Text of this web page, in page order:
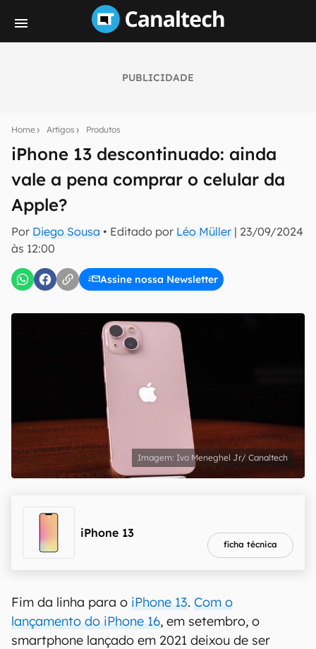
PUBLICIDADE
Home Artigos Produtos
iPhone 13 descontinuado: ainda
vale a pena comprar o celular da
Apple?
Por Diego Sousa • Editado por Léo Müller | 23/09/2024
às 12:00
Assine nossa Newsletter
notícias e reviews sobre tecnologia em primeira
E-mail
inscreva-se
Confirmo que li, aceito e concordo com os Termos de
Uso e Política de Privacidade do Canaltech.
Ivo Meneghel Jr/ Canaltech
iPhone 13
ficha técnica
Fim da linha para o iPhone 13. Com o
lançamento do iPhone 16, em setembro, o
smartphone lançado em 2021 deixou de ser